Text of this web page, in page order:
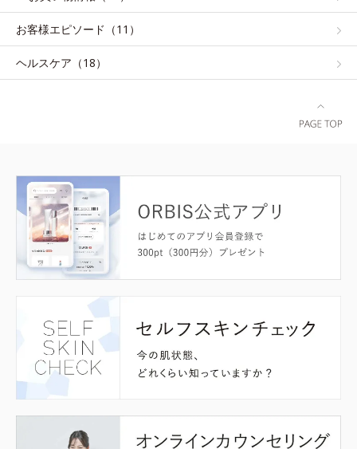
お客様エピソード（11）
ヘルスケア（18）